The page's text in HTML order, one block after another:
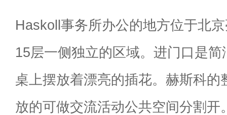
Haskoll事务所办公的地方位于北
15层一侧独立的区域。进门口是
桌上摆放着漂亮的插花。赫斯科的
放的可做交流活动公共空间分割开